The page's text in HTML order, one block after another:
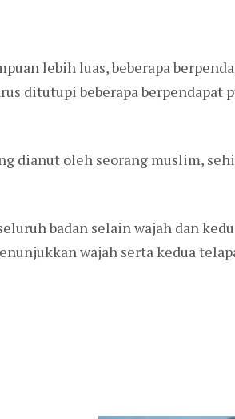
lebih luas, beberapa
ditutupi beberapa berpendapat
dianut oleh seorang muslim,
badan selain wajah dan
wajah serta kedua